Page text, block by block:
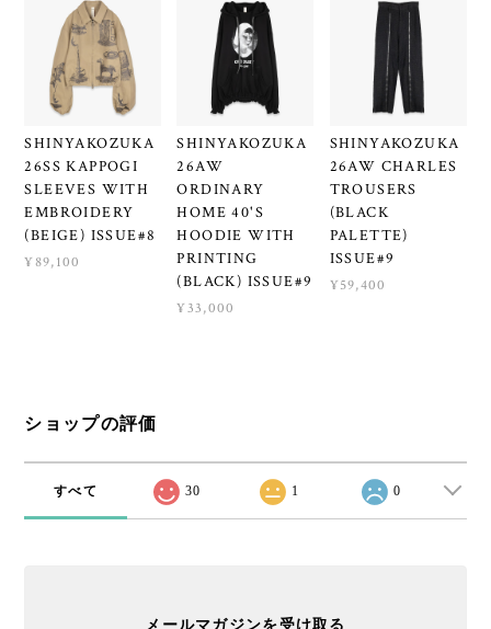
SHINYAKOZUKA
26SS KAPPOGI
SLEEVES WITH
EMBROIDERY
(BEIGE) ISSUE#8
¥89,100
SHINYAKOZUKA
26AW
ORDINARY
HOME 40'S
HOODIE WITH
PRINTING
(BLACK) ISSUE#9
¥33,000
SHINYAKOZUKA
26AW CHARLES
TROUSERS
(BLACK
PALETTE)
ISSUE#9
¥59,400
ショップの評価
すべて 30 1 0
メールマガジンを受け取る